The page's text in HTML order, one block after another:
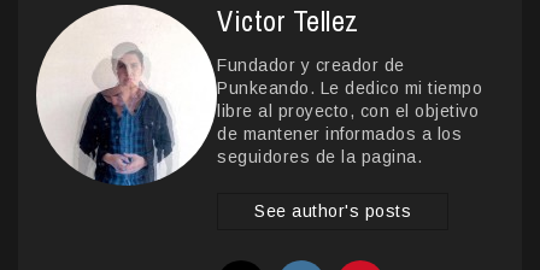
Victor Tellez
Fundador y creador de
Punkeando. Le dedico mi tiempo
libre al proyecto, con el objetivo
de mantener informados a los
seguidores de la pagina.
See author's posts